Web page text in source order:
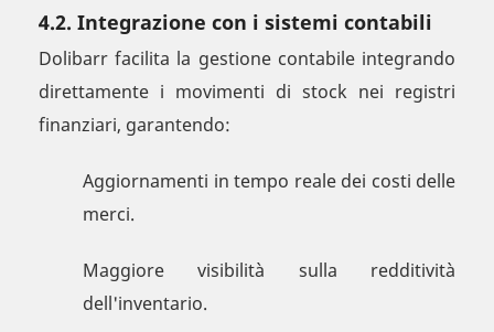
4.2. Integrazione con i sistemi contabili
Dolibarr facilita la gestione contabile integrando
direttamente i movimenti di stock nei registri
finanziari, garantendo:
Aggiornamenti in tempo reale dei costi delle
merci.
Maggiore visibilità sulla redditività
dell'inventario.